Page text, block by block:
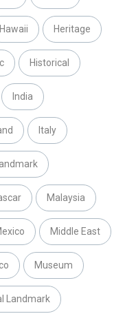
Hawaii Heritage
Historical
India
Italy
Malaysia
Middle East
Museum
Landmark